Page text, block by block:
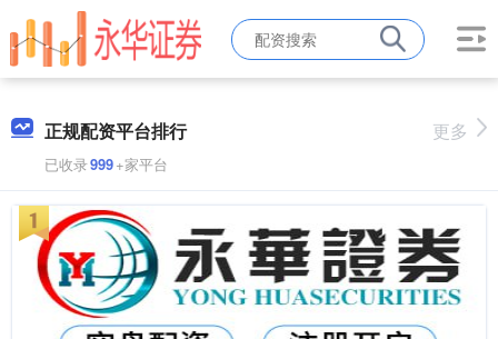
正规配资平台排行
已收录999+家平台
更多